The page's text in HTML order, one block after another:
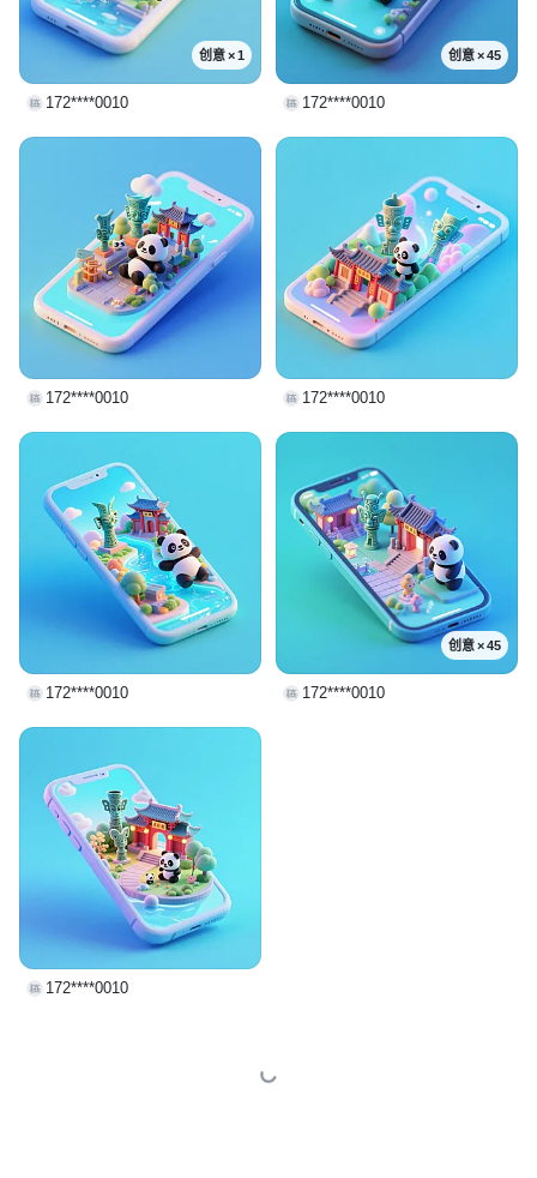
创意 × 1
172****0010
创意 × 45
172****0010
172****0010 172****0010
172****0010
创意 × 45
172****0010
172****0010